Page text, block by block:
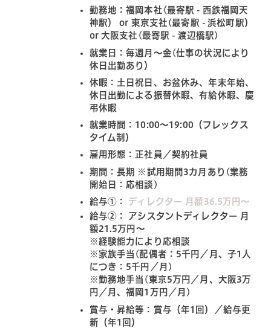
勤務地：福岡本社(最寄駅 - 西鉄福岡天
神駅） or 東京支社(最寄駅 - 浜松町駅）
or 大阪支社(最寄駅 - 渡辺橋駅)
就業日：毎週月～金(仕事の状況により
休日出勤あり）
休暇：土日祝日、お盆休み、年末年始、
休日出勤による振替休暇、有給休暇、慶
弔休暇
就業時間：10:00〜19:00（フレックス
タイム制）
雇用形態：正社員／契約社員
期間：長期 ※試用期間3カ月あり(業務
開始日：応相談)
給与①： ディレクター 月額36.5万円〜
給与②： アシスタントディレクター 月
額21.5万円〜
※経験能力により応相談
※家族手当(配偶者：5千円／月、子1人
につき：5千円／月)
※勤務地手当(東京5万円／月、大阪3万
円／月、福岡1万円／月)
賞与・昇給等：賞与（年1回）／給与更
新（年1回）